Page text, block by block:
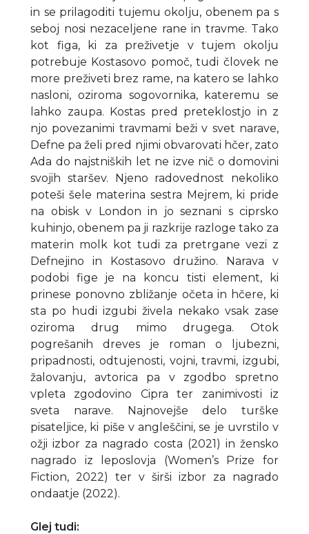
in se prilagoditi tujemu okolju, obenem pa s
seboj nosi nezaceljene rane in travme. Tako
kot figa, ki za preživetje v tujem okolju
potrebuje Kostasovo pomoč, tudi človek ne
more preživeti brez rame, na katero se lahko
nasloni, oziroma sogovornika, kateremu se
lahko zaupa. Kostas pred preteklostjo in z
njo povezanimi travmami beži v svet narave,
Defne pa želi pred njimi obvarovati hčer, zato
Ada do najstniških let ne izve nič o domovini
svojih staršev. Njeno radovednost nekoliko
poteši šele materina sestra Mejrem, ki pride
na obisk v London in jo seznani s ciprsko
kuhinjo, obenem pa ji razkrije razloge tako za
materin molk kot tudi za pretrgane vezi z
Defnejino in Kostasovo družino. Narava v
podobi fige je na koncu tisti element, ki
prinese ponovno zbližanje očeta in hčere, ki
sta po hudi izgubi živela nekako vsak zase
oziroma drug mimo drugega. Otok
pogrešanih dreves je roman o ljubezni,
pripadnosti, odtujenosti, vojni, travmi, izgubi,
žalovanju, avtorica pa v zgodbo spretno
vpleta zgodovino Cipra ter zanimivosti iz
sveta narave. Najnovejše delo turške
pisateljice, ki piše v angleščini, se je uvrstilo v
ožji izbor za nagrado costa (2021) in žensko
nagrado iz leposlovja (Women’s Prize for
Fiction, 2022) ter v širši izbor za nagrado
ondaatje (2022).
Glej tudi: